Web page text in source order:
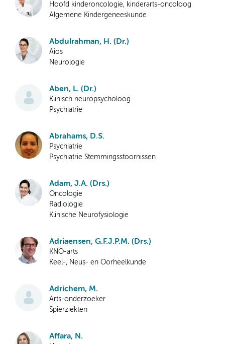
Hoofd kinderoncologie, kinderarts-oncoloog
Algemene Kindergeneeskunde
Abdulrahman, H. (Dr.)
Aios
Neurologie
Aben, L. (Dr.)
Klinisch neuropsycholoog
Psychiatrie
Abrahams, D.S.
Psychiatrie
Psychiatrie Stemmingsstoornissen
Adam, J.A. (Drs.)
Oncologie
Radiologie
Klinische Neurofysiologie
Adriaensen, G.F.J.P.M. (Drs.)
KNO-arts
Keel-, Neus- en Oorheelkunde
Adrichem, M.
Arts-onderzoeker
Spierziekten
Affara, N.